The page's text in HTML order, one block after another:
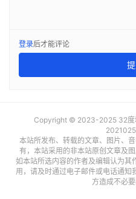
登录后才能评论
Copyright © 2023-2025 32度
本站所发布、转载的文章、图片、
有，本站采用的非本站原创文章及
如本站所选内容的作者及编辑认为其
用，请及时通过电子邮件或电话通知
方造成不必要